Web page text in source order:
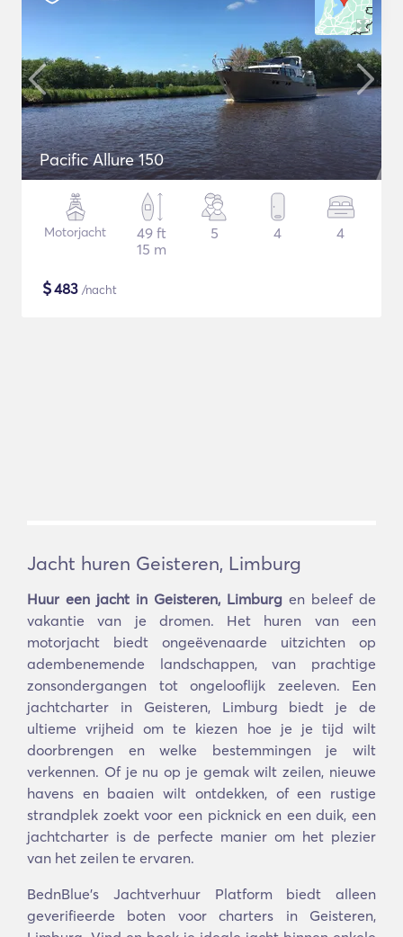
Pacific Allure 150
Motorjacht
49 ft
15 m
5 4 4
$483 /nacht
Jacht huren Geisteren, Limburg
Huur een jacht in Geisteren, Limburg en beleef de
vakantie van je dromen. Het huren van een
motorjacht biedt ongeëvenaarde uitzichten op
adembenemende landschappen, van prachtige
zonsondergangen tot ongelooflijk zeeleven. Een
jachtcharter in Geisteren, Limburg biedt je de
ultieme vrijheid om te kiezen hoe je je tijd wilt
doorbrengen en welke bestemmingen je wilt
verkennen. Of je nu op je gemak wilt zeilen, nieuwe
havens en baaien wilt ontdekken, of een rustige
strandplek zoekt voor een picknick en een duik, een
jachtcharter is de perfecte manier om het plezier
van het zeilen te ervaren.
BednBlue's Jachtverhuur Platform biedt alleen
geverifieerde boten voor charters in Geisteren,